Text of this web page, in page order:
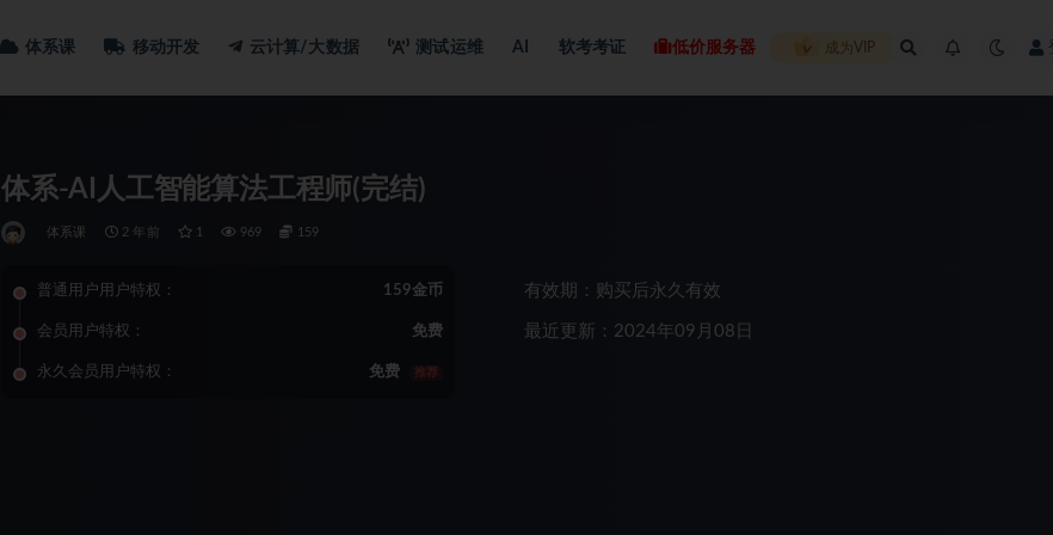
体系课 移动开发 云计算/大数据 测试运维 AI 软考考证 低价服务器 成为VIP
体系-AI人工智能算法工程师(完结)
体系课 2 年前 1 969 159
普通用户用户特权： 159金币
会员用户特权： 免费
永久会员用户特权： 免费 推荐
有效期：购买后永久有效
最近更新：2024年09月08日